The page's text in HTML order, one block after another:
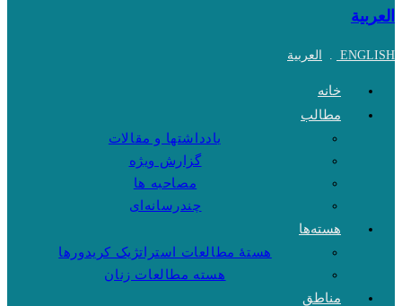
العربية
ENGLISH
. العربية
خانه
مطالب
یادداشتها و مقالات
گزارش ویژه
مصاحبه ها
چندرسانه‌ای
هسته‌ها
هستهٔ مطالعات استراتژیک کریدورها
هسته مطالعات زنان
مناطق